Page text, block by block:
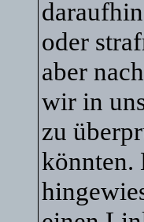
oder
aber
wir in
zu
könnten.